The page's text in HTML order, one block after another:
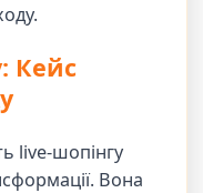
Кейс
live-шопінгу
Вона